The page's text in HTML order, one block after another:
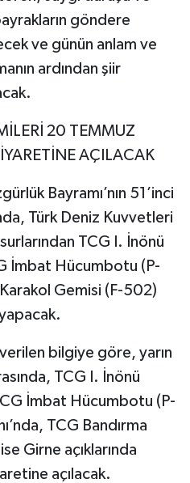
göndere
ve günün anlam ve
ardından şiir
20 TEMMUZ
AÇILACAK
Bayramı’nın 51’inci
Türk Deniz Kuvvetleri
TCG I. İnönü
İmbat Hücumbotu (P-
Gemisi (F-502)
bilgiye göre, yarın
TCG I. İnönü
İmbat Hücumbotu (P-
TCG Bandırma
Girne açıklarında
açılacak.